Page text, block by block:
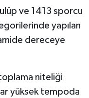
ve 1413 sporcu
yapılan
dereceye
niteliği
yüksek tempoda